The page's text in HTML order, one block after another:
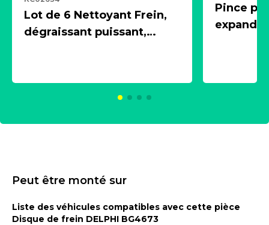
Lot de 6 Nettoyant Frein,
dégraissant puissant,
Pince
Peut être monté sur
Liste des véhicules compatibles avec cette pièce
Disque de frein DELPHI BG4673